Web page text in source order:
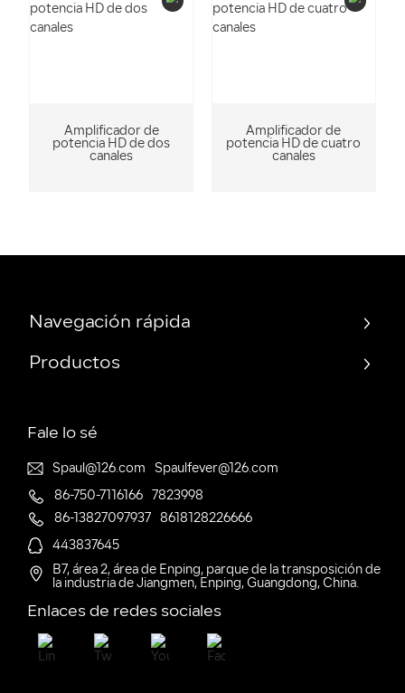
Amplificador de
potencia HD de dos
canales
Amplificador de
potencia HD de cuatro
canales
Navegación rápida
Productos
Fale lo sé
Spaul@126.com
Spaulfever@126.com
86-750-7116166
7823998
86-13827097937
8618128226666
443837645
B7, área 2, área de Enping, parque de la transposición de
la industria de Jiangmen, Enping, Guangdong, China.
Enlaces de redes sociales